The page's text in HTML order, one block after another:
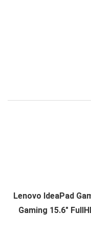
Lenovo IdeaPad
Gaming 15.6"